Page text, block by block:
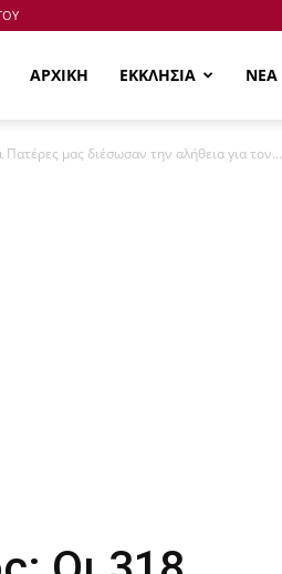
ΑΡΧΙΚΗ ΕΚΚΛΗΣΙΑ ΝΕΑ
μας διέσωσαν την αλήθεια για τον...